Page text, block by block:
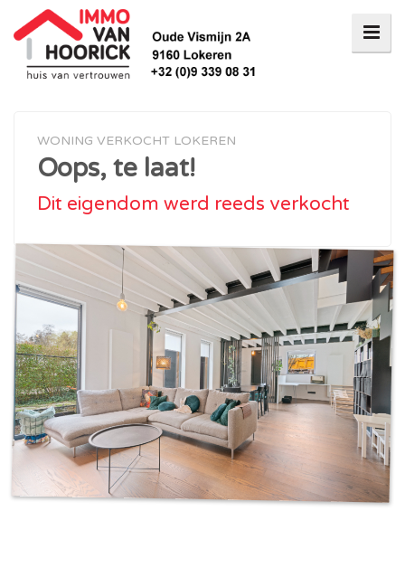
WONING VERKOCHT LOKEREN
Oops, te laat!
Dit eigendom werd reeds verkocht